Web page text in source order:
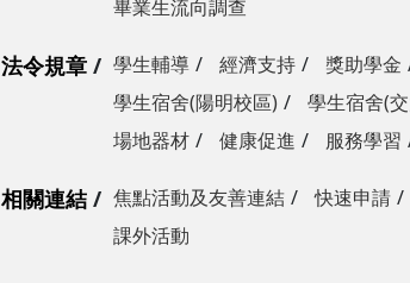
畢業生流向調查
法令規章 學生輔導 經濟支持 獎助學金
學生宿舍(陽明校區)
學生宿舍(
場地器材
健康促進 服務學習
相關連結 焦點活動及友善連結 快速申請
課外活動